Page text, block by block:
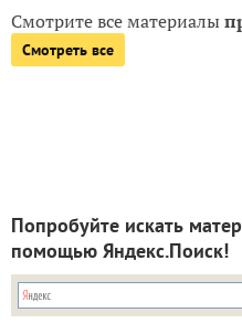
Смотрите все материалы
Смотреть все
Попробуйте искать
помощью Яндекс.Поиск!